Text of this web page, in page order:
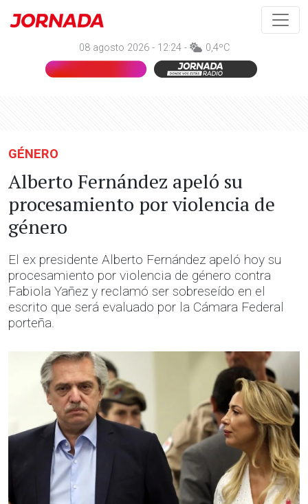
08 agosto 2026 - 12:24 - 0,4ºC
GÉNERO
Alberto Fernández apeló su
procesamiento por violencia de
género
El ex presidente Alberto Fernández apeló hoy su
procesamiento por violencia de género contra
Fabiola Yañez y reclamó ser sobreseído en el
escrito que será evaluado por la Cámara Federal
porteña.